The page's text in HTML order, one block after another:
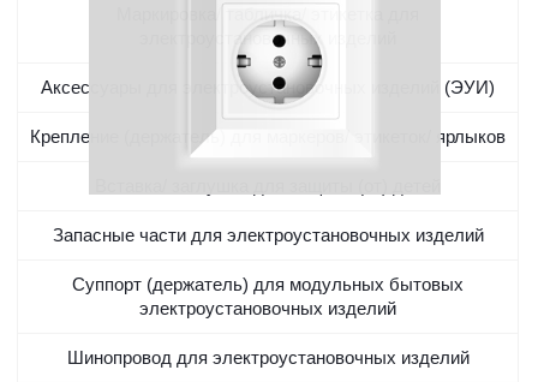
Маркировка/ табличка/ этикетка для
электроустановочных изделий
Аксессуары для электроустановочных изделий (ЭУИ)
Крепление (держатель) для маркеров/ этикеток/ ярлыков
Запасные части для электроустановочных изделий
Суппорт (держатель) для модульных бытовых
электроустановочных изделий
Шинопровод для электроустановочных изделий